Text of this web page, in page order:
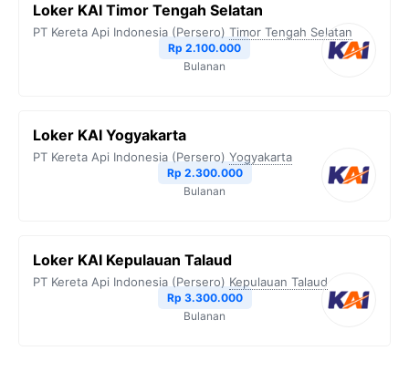
Loker KAI Timor Tengah Selatan
PT Kereta Api Indonesia (Persero) Timor Tengah Selatan
Rp 2.100.000
Bulanan
Loker KAI Yogyakarta
PT Kereta Api Indonesia (Persero) Yogyakarta
Rp 2.300.000
Bulanan
Loker KAI Kepulauan Talaud
PT Kereta Api Indonesia (Persero) Kepulauan Talaud
Rp 3.300.000
Bulanan